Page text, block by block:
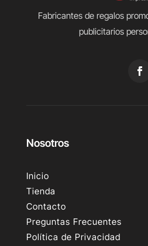
Fabricantes de regalos
publicitarios
Nosotros
Inicio
Tienda
Contacto
Preguntas Frecuentes
Política de Privacidad